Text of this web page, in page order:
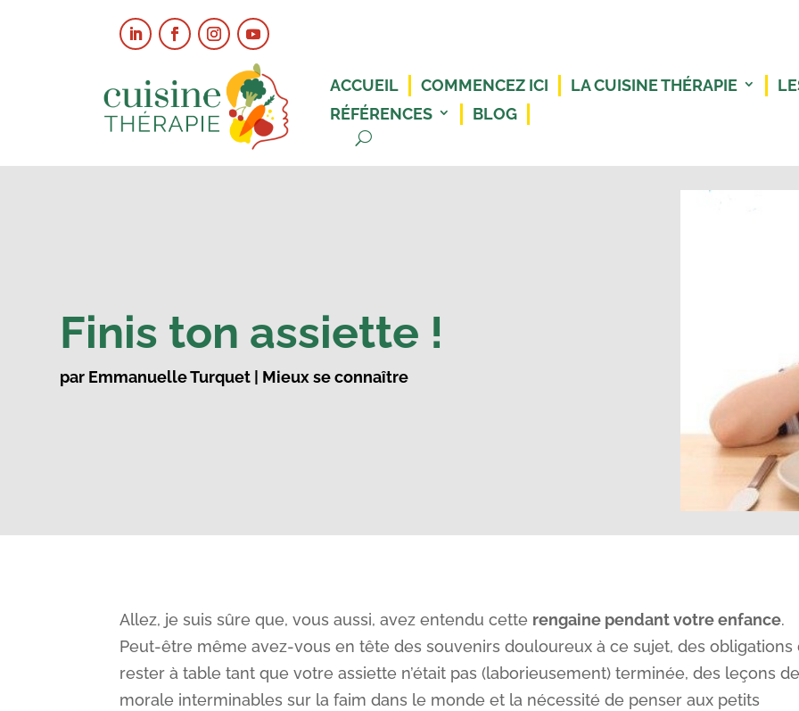
ACCUEIL COMMENCEZ ICI LA CUISINE THÉRAPIE
RÉFÉRENCES
BLOG
Finis ton assiette !
par Emmanuelle Turquet | Mieux se connaître
Allez, je suis sûre que, vous aussi, avez entendu cette rengaine pendant votre enfance.
Peut-être même avez-vous en tête des souvenirs douloureux à ce sujet, des obligations
rester à table tant que votre assiette n’était pas (laborieusement) terminée, des leçons de
morale interminables sur la faim dans le monde et la nécessité de penser aux petits